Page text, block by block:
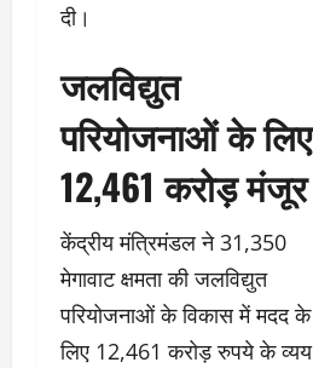
दी।
जलविद्युत
परियोजनाओं के लिए
12,461 करोड़ मंजूर
केंद्रीय मंत्रिमंडल ने 31,350
मेगावाट क्षमता की जलविद्युत
परियोजनाओं के विकास में मदद के
लिए 12,461 करोड़ रुपये के व्यय